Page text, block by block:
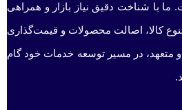
ما با شناخت دقیق نیاز بازار و همراهی
کالا، اصالت محصولات و قیمت‌گذاری
متعهد، در مسیر توسعه خدمات خود گام